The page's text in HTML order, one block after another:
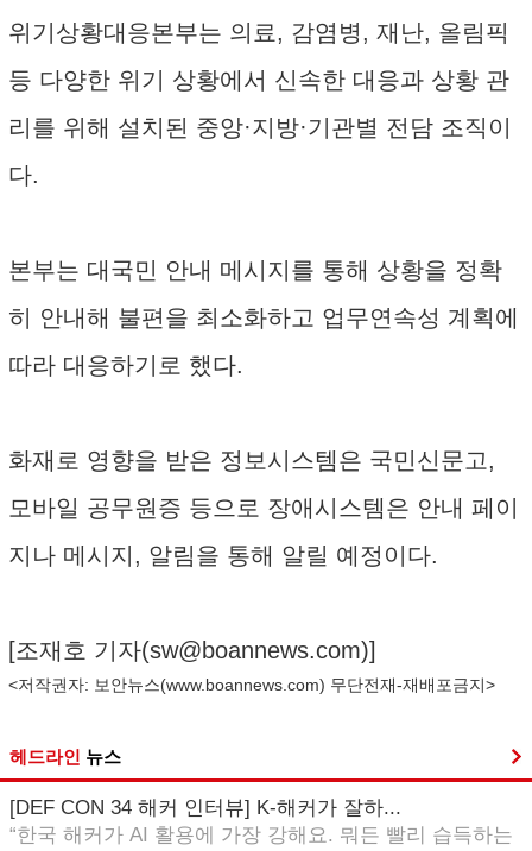
위기상황대응본부는 의료, 감염병, 재난, 올림픽
등 다양한 위기 상황에서 신속한 대응과 상황 관
리를 위해 설치된 중앙·지방·기관별 전담 조직이
다.
본부는 대국민 안내 메시지를 통해 상황을 정확
히 안내해 불편을 최소화하고 업무연속성 계획에
따라 대응하기로 했다.
화재로 영향을 받은 정보시스템은 국민신문고,
모바일 공무원증 등으로 장애시스템은 안내 페이
지나 메시지, 알림을 통해 알릴 예정이다.
[조재호 기자(sw@boannews.com)]
<저작권자: 보안뉴스(www.boannews.com) 무단전재-재배포금지>
헤드라인 뉴스
[DEF CON 34 해커 인터뷰] K-해커가 잘하...
“한국 해커가 AI 활용에 가장 강해요. 뭐든 빨리 습득하는